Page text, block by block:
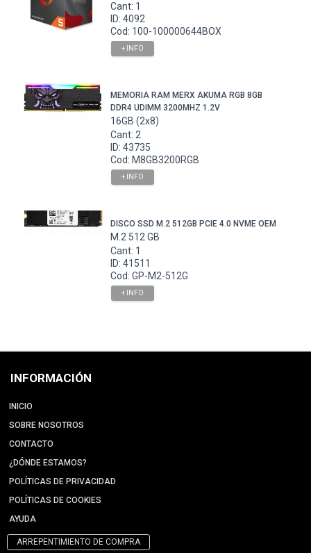
Cant: 1
ID: 4092
Cod: 100-100000644BOX
+ INFO
MEMORIA RAM MERX AKUMA RGB 8GB
DDR4 UDIMM 3200MHZ 1.2V
16GB (2x8)
Cant: 2
ID: 43735
Cod: M8GB3200RGB
+ INFO
DISCO SSD M.2 512GB PCIE 4.0 NVME OEM
M.2 512 GB
Cant: 1
ID: 41511
Cod: GP-M2-512G
+ INFO
INFORMACIÓN
INICIO
SOBRE NOSOTROS
CONTACTO
¿DÓNDE ESTAMOS?
POLÍTICAS DE PRIVACIDAD
POLÍTICAS DE COOKIES
AYUDA
ARREPENTIMIENTO DE COMPRA